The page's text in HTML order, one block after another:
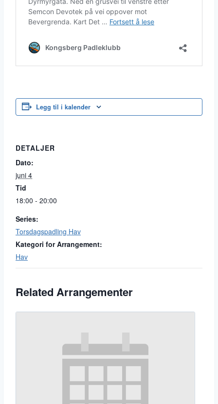
Legg til i kalender
DETALJER
Dato:
juni 4
Tid
18:00 - 20:00
Series:
Torsdagspadling Hav
Kategori for Arrangement:
Hav
Related Arrangementer